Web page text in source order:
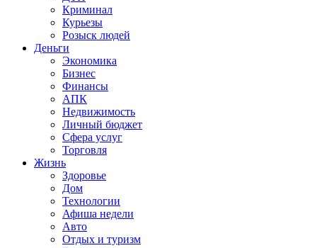
Криминал
Курьезы
Розыск людей
Деньги
Экономика
Бизнес
Финансы
АПК
Недвижимость
Личный бюджет
Сфера услуг
Торговля
Жизнь
Здоровье
Дом
Технологии
Афиша недели
Авто
Отдых и туризм